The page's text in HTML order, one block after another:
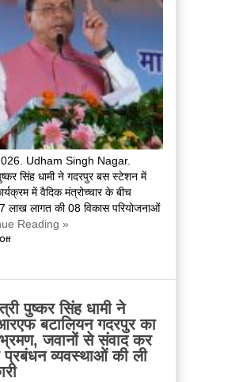
अधिकारियों
शीघ्र
निर्देश
दिये
Udham Singh Nagar.
सिंह धामी ने गदरपुर बस स्टेशन में
में वैदिक मंत्रोच्चार के बीच
लाख लागत की 08 विकास परियोजनाओं
Reading »
on
धामी
ने
गदरपुर
में
₹2,830.07
पुष्कर सिंह धामी ने
बटालियन गदरपुर का
जवानों से संवाद कर
व्यवस्थाओं की ली